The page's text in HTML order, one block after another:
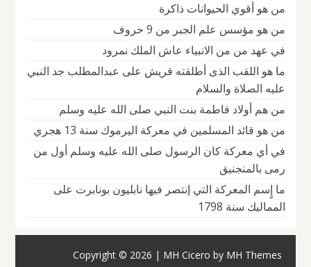
من هو أقوي الحيوانات ذاكرة
من هو مؤسس علم الجبر من 9 حروف
في عهد من من الانبياء عاش الملك نمرود
ما هو اللقب الذى أطلقته قريش على عبدالمطلب جد النبي
عليه الصلاة والسلام
من هم أولاد فاطمة بنت النبي صلى الله عليه وسلم
من هو قائد المسلمين في معركة اليرموك سنة 13 هجري
في أي معركة كان الرسول صلى الله عليه وسلم أول من
رمى بالمنجنيق
ما إٍسم المعركة التي إنتصر فيها نابليون بونابرت على
المماليك سنة 1798
Copyright © 2026 | MH Cicero by MH Themes